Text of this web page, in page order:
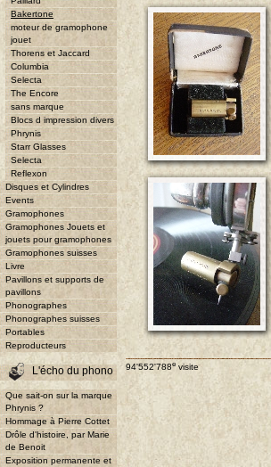
Bakertone
moteur de gramophone
jouet
Thorens et Jaccard
Columbia
Selecta
The Encore
sans marque
Blocs d impression divers
Phrynis
Starr Glasses
Selecta
Reflexon
Disques et Cylindres
Events
Gramophones
Gramophones Jouets et
jouets pour gramophones
Gramophones suisses
Livre
Pavillons et supports de
pavillons
Phonographes
Phonographes suisses
Portables
Reproducteurs
L'écho du phono
Que sait-on sur la marque
Phrynis ?
Hommage à Pierre Cottet
Drôle d'histoire, par Marie
de Benoit
Exposition permanente et
94'552'788e visite